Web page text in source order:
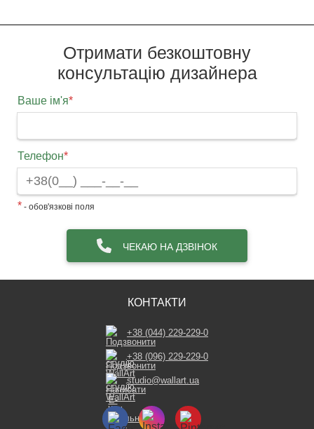
Отримати безкоштовну
консультацію дизайнера
Ваше ім'я*
Телефон*
* - обов'язкові поля
ЧЕКАЮ НА ДЗВІНОК
КОНТАКТИ
+38 (044) 229-229-0
+38 (096) 229-229-0
studio@wallart.ua